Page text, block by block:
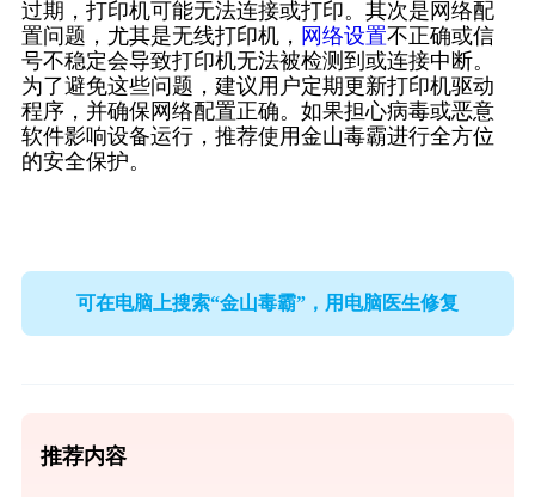
过期，打印机可能无法连接或打印。其次是网络配
置问题，尤其是无线打印机， 网络设置不正确或信
号不稳定会导致打印机无法被检测到或连接中断。
为了避免这些问题，建议用户定期更新打印机驱动
程序，并确保网络配置正确。如果担心病毒或恶意
软件影响设备运行，推荐使用金山毒霸进行全方位
的安全保护。
可在电脑上搜索“金山毒霸”，用电脑医生修复
推荐内容